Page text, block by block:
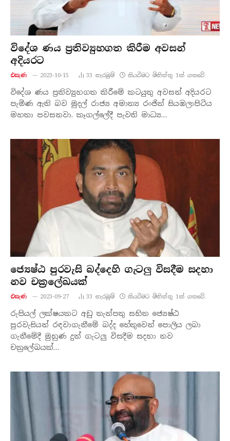
විදේශ ණය ප්‍රතිව්‍යුහගත කිරීම අවසන්
අදියරට
එසැණ 2023-10-15 33 නැරඹු​ම් කියවීමට මිනිත්තු 1ක් ගතවේ.
විදේශ ණය ප්‍රතිව්‍යුහගත කිරීමේ කටයුතු අවසන් අදියරට
පැමිණ ඇති බව මුදල් රාජ්‍ය අමාත්‍ය රංජිත් සියඹලාපිටිය
මහතා පවසනවා. කෑගල්ලේදී පැවති මාධ්‍ය…
ජ්‍යෙෂ්ඨ පුරවැසි බද්දෙහි ගැටලු විසදීම සදහා
නව චක්‍රලේඛයක්
එසැණ 2023-09-27 33 නැරඹු​ම් කියවීමට මිනිත්තු 1ක් ගතවේ.
රුපියල් ලක්ෂයකට අඩු තැන්පතු සහිත ජ්‍යෙෂ්ඨ
පුරවැසියන් රඳවාගැනීමේ බද්ද හේතුවෙන් පොලිය ලබා
ගැනීමේදී මුහුණ දුන් ගැටලු විසදීම සදහා නව
චක්‍රලේඛයක්…